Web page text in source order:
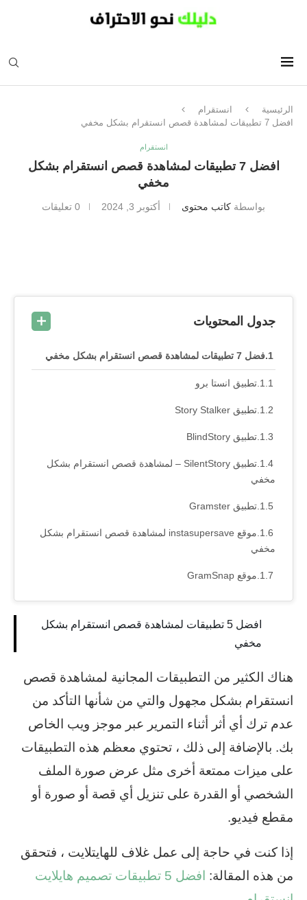
الرئيسية
انستقرام
افضل 7 تطبيقات لمشاهدة قصص انستقرام بشكل مخفي
انستقرام
افضل 7 تطبيقات لمشاهدة قصص انستقرام بشكل
مخفي
بواسطة كاتب محتوى أكتوبر 3, 2024 0 تعليقات
جدول المحتويات
فضل 7 تطبيقات لمشاهدة قصص انستقرام بشكل مخفي
تطبيق انستا برو
تطبيق Story Stalker
تطبيق BlindStory
تطبيق SilentStory – لمشاهدة قصص انستقرام بشكل
مخفي
تطبيق Gramster
موقع instasupersave لمشاهدة قصص انستقرام بشكل
مخفي
موقع GramSnap
افضل 5 تطبيقات لمشاهدة قصص انستقرام بشكل
مخفي
هناك الكثير من التطبيقات المجانية لمشاهدة قصص
انستقرام بشكل مجهول والتي من شأنها التأكد من
عدم ترك أي أثر أثناء التمرير عبر موجز ويب الخاص
بك. بالإضافة إلى ذلك ، تحتوي معظم هذه التطبيقات
على ميزات ممتعة أخرى مثل عرض صورة الملف
الشخصي أو القدرة على تنزيل أي قصة أو صورة أو
مقطع فيديو.
إذا كنت في حاجة إلى عمل غلاف للهايتلايت ، فتحقق
من هذه المقالة:
افضل 5 تطبيقات تصميم هايلايت